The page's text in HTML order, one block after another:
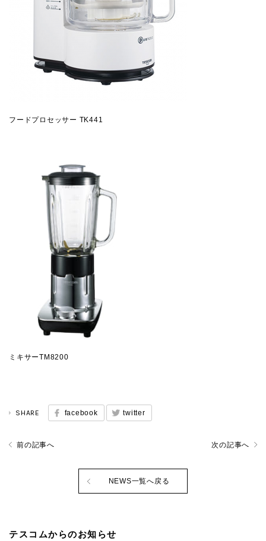
フードプロセッサー TK441
ミキサーTM8200
SHARE facebook twitter
前の記事へ 次の記事へ
NEWS一覧へ戻る
テスコムからのお知らせ